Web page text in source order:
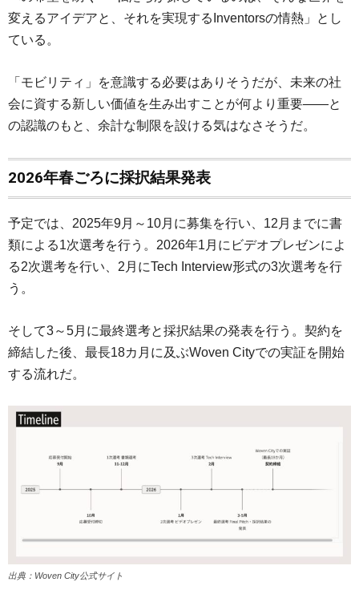
変えるアイデアと、それを実現するInventorsの情熱」とし
ている。
「モビリティ」を意識する必要はありそうだが、未来の社
会に資する新しい価値を生み出すことが何より重要――と
の認識のもと、余計な制限を設ける気はなさそうだ。
2026年春ごろに採択結果発表
予定では、2025年9月～10月に募集を行い、12月までに書
類による1次選考を行う。2026年1月にビデオプレゼンによ
る2次選考を行い、2月にTech Interview形式の3次選考を行
う。
そして3～5月に最終選考と採択結果の発表を行う。契約を
締結した後、最長18カ月に及ぶWoven Cityでの実証を開始
する流れだ。
出典：Woven City公式サイト